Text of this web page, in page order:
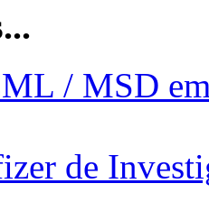
/ MSD
de